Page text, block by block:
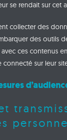
se rendait sur cet
collecter des
des outils
ces contenus
connecté sur leur